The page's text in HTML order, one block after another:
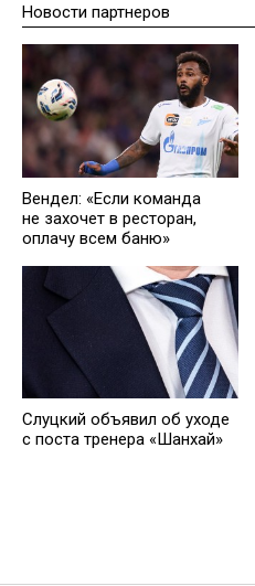
Новости партнеров
Вендел: «Если команда
не захочет в ресторан,
оплачу всем баню»
Слуцкий объявил об уходе
с поста тренера «Шанхай»